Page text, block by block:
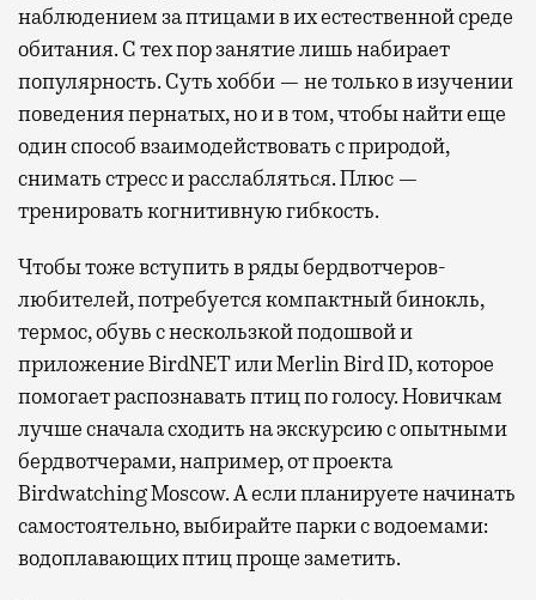
наблюдением за птицами в их естественной среде
обитания. С тех пор занятие лишь набирает
популярность. Суть хобби — не только в изучении
поведения пернатых, но и в том, чтобы найти еще
один способ взаимодействовать с природой,
снимать стресс и расслабляться. Плюс —
тренировать когнитивную гибкость.
Чтобы тоже вступить в ряды бердвотчеров-
любителей, потребуется компактный бинокль,
термос, обувь с нескользкой подошвой и
приложение BirdNET или Merlin Bird ID, которое
помогает распознавать птиц по голосу. Новичкам
лучше сначала сходить на экскурсию с опытными
бердвотчерами, например, от проекта
Birdwatching Moscow. А если планируете начинать
самостоятельно, выбирайте парки с водоемами:
водоплавающих птиц проще заметить.